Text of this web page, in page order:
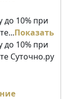
до 10% при
Показать
до 10% при
Суточно.ру